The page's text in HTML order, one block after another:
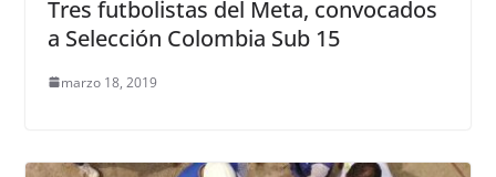
Tres futbolistas del Meta, convocados
a Selección Colombia Sub 15
marzo 18, 2019